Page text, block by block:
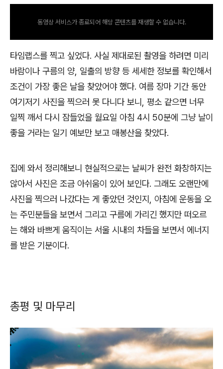
동영상 서비스가 종료되어 해당 콘텐츠를 재생할 수 없습니다.
타임랩스를 찍고 싶었다. 사실 제대로된 촬영을 하려면 미리
바람이나 구름의 양, 일출의 방향 등 세세한 정보를 확인해서
조건이 가장 좋은 날을 찾았어야 했다. 여름 장마 기간 동안
여기저기 사진을 찍으러 못 다니다 보니, 평소 같으면 너무
일찍 깨서 다시 잠들었을 월요일 아침 4시 50분에 그냥 날이
좋을 거라는 일기 예보만 보고 매봉산을 찾았다.
집에 와서 정리해보니 현실적으로는 날씨가 완전 화창하지는
않아서 사진은 조금 아쉬움이 있어 보인다. 그래도 오랜만에
사진을 찍으러 나갔다는 게 좋았던 것인지, 아침에 운동을 오
는 주민분들을 보면서 그리고 구름에 가리긴 했지만 떠오르
는 해와 바쁘게 움직이는 서울 시내의 차들을 보면서 에너지
를 받은 기분이다.
총평 및 마무리